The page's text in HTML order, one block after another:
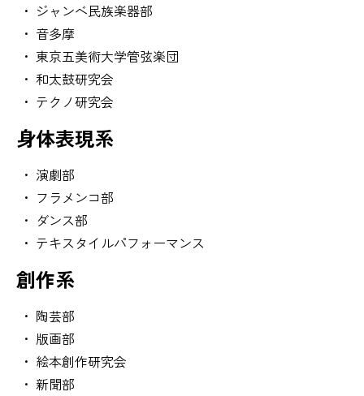
ジャンベ民族楽器部
音多摩
東京五美術大学管弦楽団
和太鼓研究会
テクノ研究会
身体表現系
演劇部
フラメンコ部
ダンス部
テキスタイルパフォーマンス
創作系
陶芸部
版画部
絵本創作研究会
新聞部